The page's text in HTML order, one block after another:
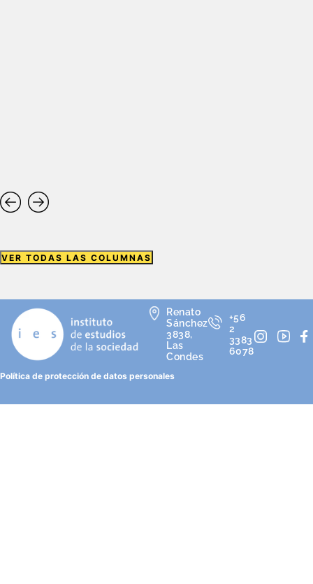
VER TODAS LAS COLUMNAS
Renato
Sánchez
3838,
Las
Condes
+56
2
3383
6078
Política de protección de datos personales